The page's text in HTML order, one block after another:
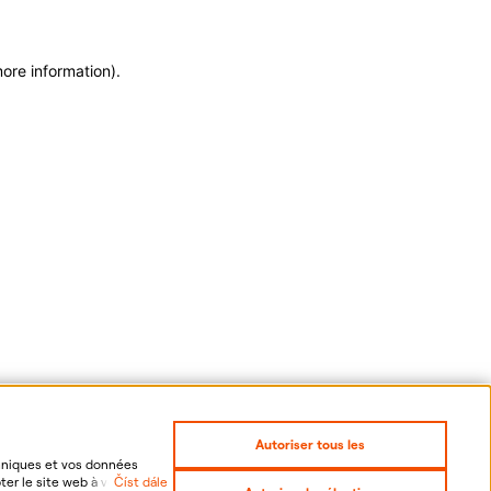
et vos données
le site web à vosČíst dále
Autoriser tous les
information).